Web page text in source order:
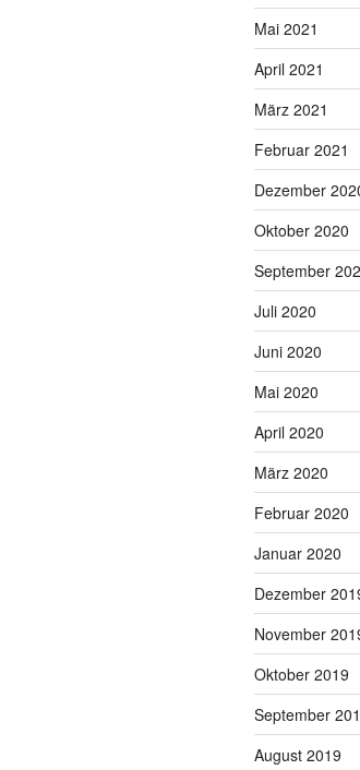
Mai 2021
April 2021
März 2021
Februar 2021
Dezember
Oktober 2020
September
Juli 2020
Juni 2020
Mai 2020
April 2020
März 2020
Februar 2020
Januar 2020
Dezember
November
Oktober 2019
September
August 2019